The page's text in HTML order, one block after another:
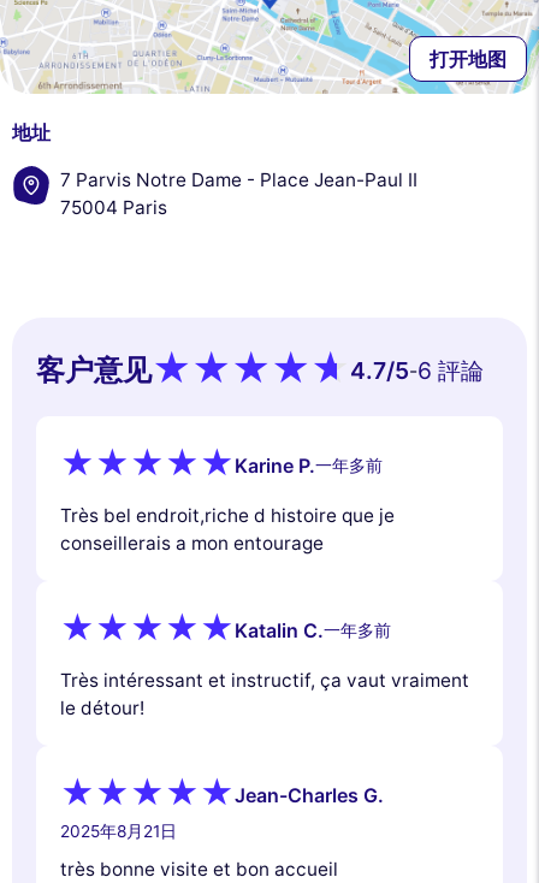
打开地图
地址
7 Parvis Notre Dame - Place Jean-Paul II
75004 Paris
客户意见 4.7/5-6 評論
Karine P.一年多前
Très bel endroit,riche d histoire que je
conseillerais a mon entourage
Katalin C.一年多前
Très intéressant et instructif, ça vaut vraiment
le détour!
Jean-Charles G.
2025年8月21日
très bonne visite et bon accueil